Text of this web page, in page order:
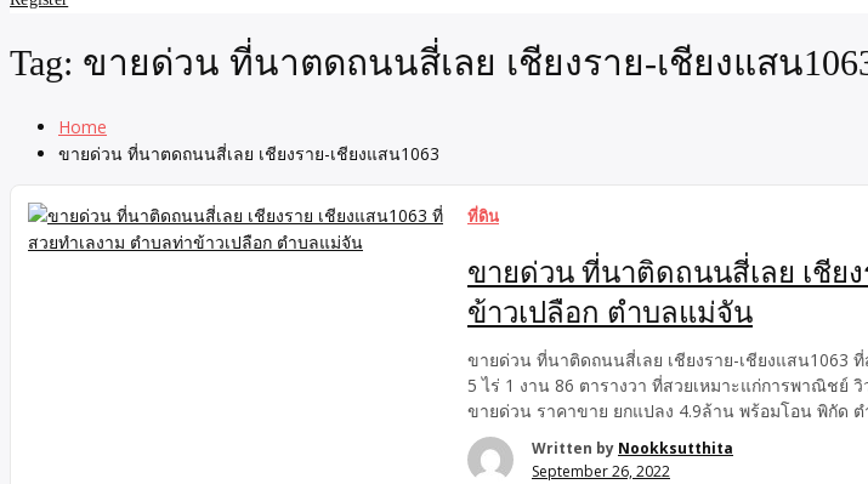
Tag: ขายด่วน ที่นาตดถนนสี่เลย เชียงราย-เชียงแสน
Home
ขายด่วน ที่นาตดถนนสี่เลย เชียงราย-เชียงแสน1063
ที่ดิน
ขายด่วน ที่นาติดถนนสี่เลย เชีย
ข้าวเปลือก ตำบลแม่จัน
ขายด่วน ที่นาติดถนนสี่เลย เชียงราย-เชียงแสน1063
5 ไร่ 1 งาน 86 ตารางวา ที่สวยเหมาะแก่การพาณิชย์
ขายด่วน ราคาขาย ยกแปลง 4.9ล้าน พร้อมโอน พิกัด
รายละเอียด ติดต่อ คุณแอม โทรดูข้อมูลการติดต่อ#(.
Written by Nookksutthita
September 26, 2022